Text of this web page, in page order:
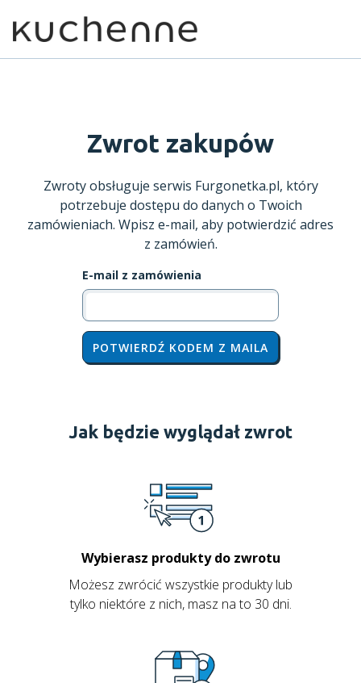
Zwrot zakupów
Zwroty obsługuje serwis Furgonetka.pl, który
potrzebuje dostępu do danych o Twoich
zamówieniach. Wpisz e-mail, aby potwierdzić adres
z zamówień.
E-mail z zamówienia
POTWIERDŹ KODEM Z MAILA
Jak będzie wyglądał zwrot
Wybierasz produkty do zwrotu
Możesz zwrócić wszystkie produkty lub
tylko niektóre z nich, masz na to 30 dni.